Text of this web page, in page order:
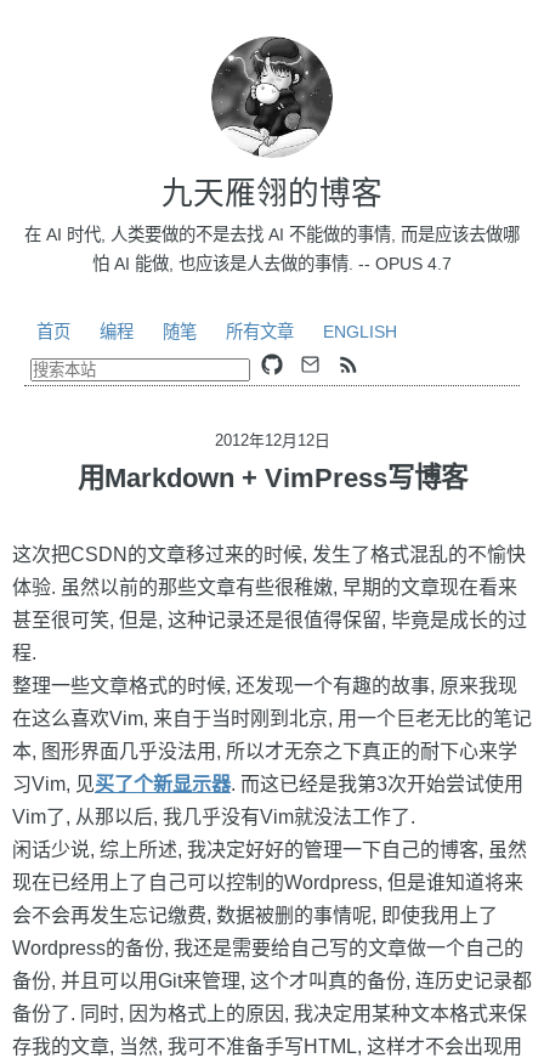
九天雁翎的博客
在 AI 时代, 人类要做的不是去找 AI 不能做的事情, 而是应该去做哪
怕 AI 能做, 也应该是人去做的事情. -- OPUS 4.7
首页 编程 随笔 所有文章 ENGLISH
2012年12月12日
用Markdown + VimPress写博客
这次把CSDN的文章移过来的时候, 发生了格式混乱的不愉快
体验. 虽然以前的那些文章有些很稚嫩, 早期的文章现在看来
甚至很可笑, 但是, 这种记录还是很值得保留, 毕竟是成长的过
程.
整理一些文章格式的时候, 还发现一个有趣的故事, 原来我现
在这么喜欢Vim, 来自于当时刚到北京, 用一个巨老无比的笔记
本, 图形界面几乎没法用, 所以才无奈之下真正的耐下心来学
习Vim, 见买了个新显示器. 而这已经是我第3次开始尝试使用
Vim了, 从那以后, 我几乎没有Vim就没法工作了.
闲话少说, 综上所述, 我决定好好的管理一下自己的博客, 虽然
现在已经用上了自己可以控制的Wordpress, 但是谁知道将来
会不会再发生忘记缴费, 数据被删的事情呢, 即使我用上了
Wordpress的备份, 我还是需要给自己写的文章做一个自己的
备份, 并且可以用Git来管理, 这个才叫真的备份, 连历史记录都
备份了. 同时, 因为格式上的原因, 我决定用某种文本格式来保
存我的文章, 当然, 我可不准备手写HTML, 这样才不会出现用